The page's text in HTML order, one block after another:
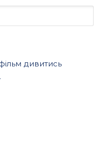
дивитись